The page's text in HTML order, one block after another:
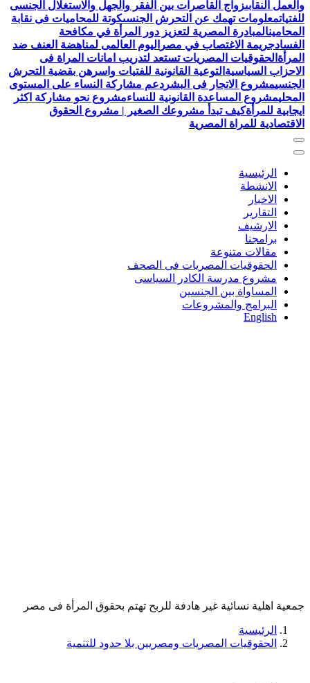
والعمل النقابىزواج القاصرات بين الفقر والجهل والاستغلال الجنسى
للفتياتمعلومات تهمك عن التحرش الجنسىكوتة للمحاميات فى نقابة
المحامينالمبادرة المصرية لتعزيز دور المرأة في مكافحة
الفسادجريمة الاغتصاب في مصر اليوم العالمى لمناهضة العنف ضد
المرأة الحقوقيات المصريات تستعد لتدريب امانات المراة فى
الاحزاب السياسية التوعية القانونية للفتيات واسرهن بقضية التحرش
الجنسيمشروع الاتجار فى البشر دعم مشاركة النساء على المستوى
المحليمشروع المساعدة القانونية للنساءمشروع نحو مشاركة اكثر
ايجابية للمرأةكيف تبدأ مشروعك الصغير | مشروع الحقوق
الاقتصادية للمراة المصرية
الرئيسية
الانشطة
الاخبار
التقارير
الارشيف
برامجنا
مقالات متنوعة
الحقوقيات المصريات فى الصحف
مشروع مدرسة الكادر السياسى
المساواة بين الجنسين
البرامج والمشروعات
English
جمعية اهلية نسائية غير هادفة للربح تهتم بحقوق المرأة فى مصر
الرئيسية
الحقوقيات المصريات ومصريين بلا حدود للتنمية